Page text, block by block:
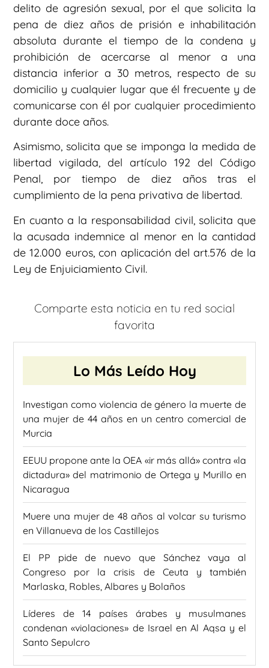
delito de agresión sexual, por el que solicita la
pena de diez años de prisión e inhabilitación
absoluta durante el tiempo de la condena y
prohibición de acercarse al menor a una
distancia inferior a 30 metros, respecto de su
domicilio y cualquier lugar que él frecuente y de
comunicarse con él por cualquier procedimiento
durante doce años.
Asimismo, solicita que se imponga la medida de
libertad vigilada, del artículo 192 del Código
Penal, por tiempo de diez años tras el
cumplimiento de la pena privativa de libertad.
En cuanto a la responsabilidad civil, solicita que
la acusada indemnice al menor en la cantidad
de 12.000 euros, con aplicación del art.576 de la
Ley de Enjuiciamiento Civil.
Comparte esta noticia en tu red social
favorita
Lo Más Leído Hoy
Investigan como violencia de género la muerte de
una mujer de 44 años en un centro comercial de
Murcia
EEUU propone ante la OEA «ir más allá» contra «la
dictadura» del matrimonio de Ortega y Murillo en
Nicaragua
Muere una mujer de 48 años al volcar su turismo
en Villanueva de los Castillejos
El PP pide de nuevo que Sánchez vaya al
Congreso por la crisis de Ceuta y también
Marlaska, Robles, Albares y Bolaños
Líderes de 14 países árabes y musulmanes
condenan «violaciones» de Israel en Al Aqsa y el
Santo Sepulcro